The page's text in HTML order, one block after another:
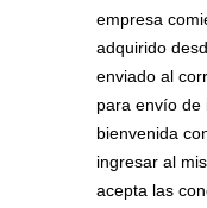
empresa
adquirido
enviado al
para envío de
bienvenida
ingresar al
acepta las